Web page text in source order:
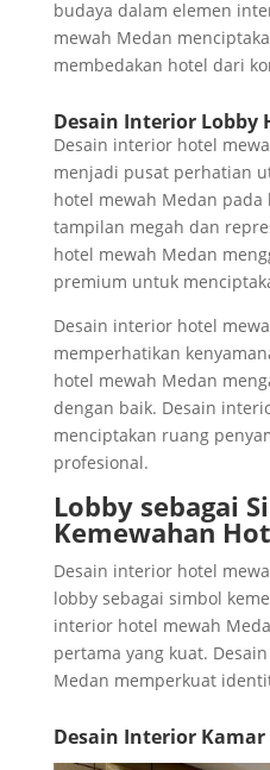
budaya dalam elemen
mewah Medan
membedakan hotel dari
Desain Interior Lobby
Desain interior hotel
menjadi pusat perhatian
hotel mewah Medan
tampilan megah dan
hotel mewah Medan
premium untuk
Desain interior hotel
memperhatikan
hotel mewah Medan
dengan baik. Desain
menciptakan ruang
profesional.
Lobby sebagai
Kemewahan
Desain interior hotel
lobby sebagai simbol
interior hotel mewah
pertama yang kuat.
Medan memperkuat
Desain Interior